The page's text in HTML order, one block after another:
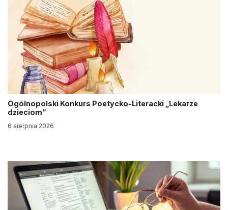
Ogólnopolski Konkurs Poetycko-Literacki „Lekarze
dzieciom”
6 sierpnia 2026